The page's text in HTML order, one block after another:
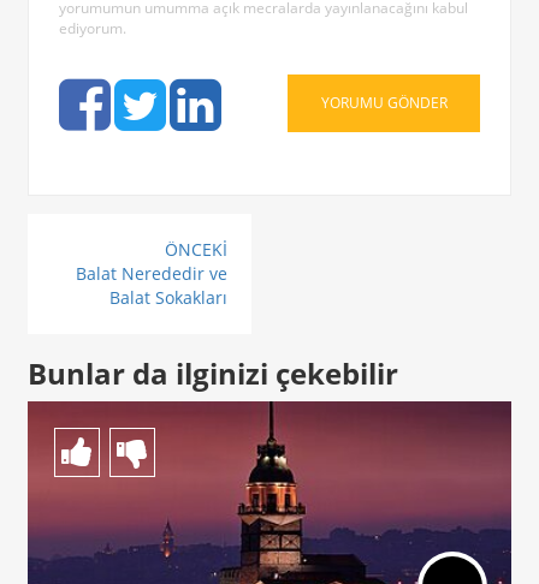
yorumumun umumma açık mecralarda yayınlanacağını kabul
ediyorum.
ÖNCEKİ
Balat Nerededir ve
Balat Sokakları
Bunlar da ilginizi çekebilir